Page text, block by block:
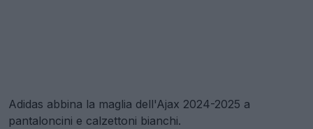
Adidas abbina la maglia dell'Ajax 2024-2025 a
pantaloncini e calzettoni bianchi.